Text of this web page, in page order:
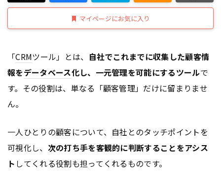
マイページにお気に入り
「CRMツール」とは、 自社でこれまでに収集した顧客情
報をデータベース化し、一元管理を可能にするツールで
す。その役割は、単なる「顧客管理」だけに留まりませ
ん。
一人ひとりの顧客について、自社とのタッチポイントを
可視化し、 次の打ち手を客観的に判断することをアシス
ト してくれる役割も担ってくれるものです。